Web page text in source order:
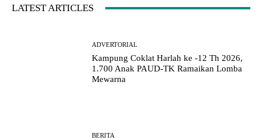
LATEST ARTICLES
ADVERTORIAL
Kampung Coklat Harlah ke -12 Th 2026,
1.700 Anak PAUD-TK Ramaikan Lomba
Mewarna
BERITA